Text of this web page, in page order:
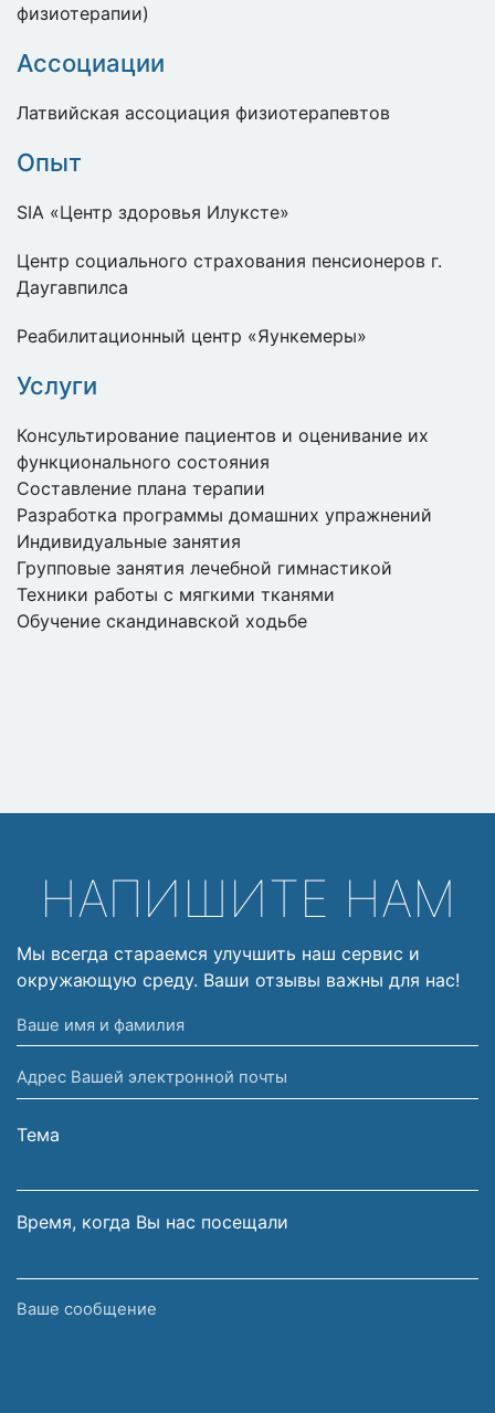
физиотерапии)
Ассоциации
Латвийская ассоциация физиотерапевтов
Опыт
SIA «Центр здоровья Илуксте»
Центр социального страхования пенсионеров г.
Даугавпилса
Реабилитационный центр «Яункемеры»
Услуги
Консультирование пациентов и оценивание их
функционального состояния
Составление плана терапии
Разработка программы домашних упражнений
Индивидуальные занятия
Групповые занятия лечебной гимнастикой
Техники работы с мягкими тканями
Обучение скандинавской ходьбе
НАПИШИТЕ НАМ
Мы всегда стараемся улучшить наш сервис и
окружающую среду. Ваши отзывы важны для нас!
Ваше
имя
и
фамилия
Адрес
Вашей
электронной
Тема
Время, когда Вы нас посещали
Ваше